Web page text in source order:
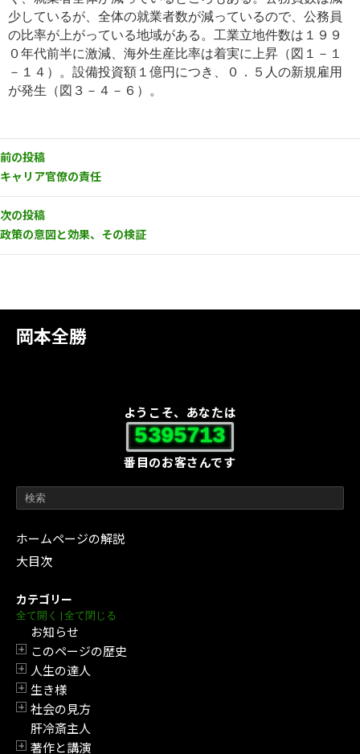
岡本全勝
ようこそ、あなたは
5395713
番目のお客さんです
ホームページの解説
大目次
カテゴリー
全て開く | 全て閉じる
お知らせ
開閉
このページの歴史
開閉
人生の達人
開閉
生き様
開閉
社会の見方
肝冷斎主人
著作と講演
少しているが、全体の就業者数が減っているので、公務員
の比率が上がっている地域がある。 工業立地件数は１９９
０年代前半に激減、海外生産比率は着実に上昇（図１－１
－１４）。設備投資額１億円につき、０．５人の新規雇用
が発生（図３－４－６）。
前の投稿
キャリア官僚の責任
次の投稿
政策の意図と効果、その検証